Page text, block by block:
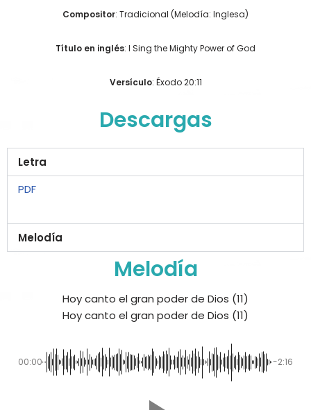
Compositor: Tradicional (Melodía: Inglesa)
Título en inglés: I Sing the Mighty Power of God
Versículo: Éxodo 20:11
Descargas
Letra
PDF
Melodía
Melodía
Hoy canto el gran poder de Dios (11)
Hoy canto el gran poder de Dios (11)
00:00 -2:16